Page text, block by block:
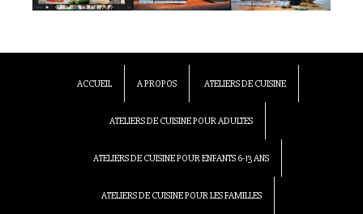
ACCUEIL A PROPOS ATELIERS DE CUISINE
ATELIERS DE CUISINE POUR ADULTES
ATELIERS DE CUISINE POUR ENFANTS 6-13 ANS
ATELIERS DE CUISINE POUR LES FAMILLES